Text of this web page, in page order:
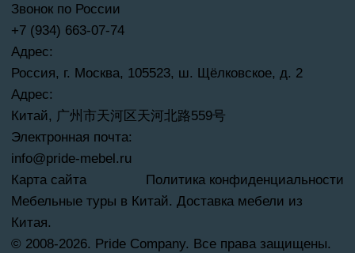
Звонок по России
+7 (934) 663-07-74
Адрес:
Россия, г. Москва, 105523, ш. Щёлковское, д. 2
Адрес:
Китай, 广州市天河区天河北路559号
Электронная почта:
info@pride-mebel.ru
Карта сайта
Политика конфиденциальности
Мебельные туры в Китай. Доставка мебели из
Китая.
© 2008-2026. Pride Company. Все права защищены.